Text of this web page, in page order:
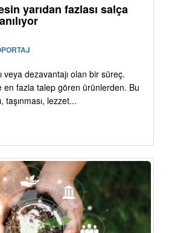
yarıdan fazlası salça
veya dezavantajı olan bir süreç.
en fazla talep gören ürünlerden. Bu
taşınması, lezzet...